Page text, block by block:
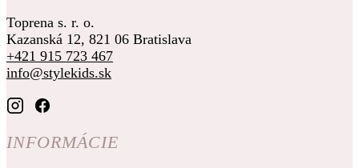
Toprena s. r. o.
Kazanská 12, 821 06 Bratislava
+421 915 723 467
info@stylekids.sk
INFORMÁCIE